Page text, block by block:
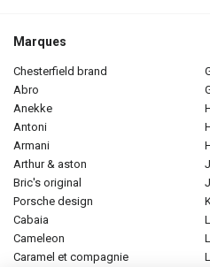
Marques
chesterfield brand
abro
anekke
antoni
armani
arthur & aston
bric's original
porsche design
cabaia
cameleon
caramel et compagnie